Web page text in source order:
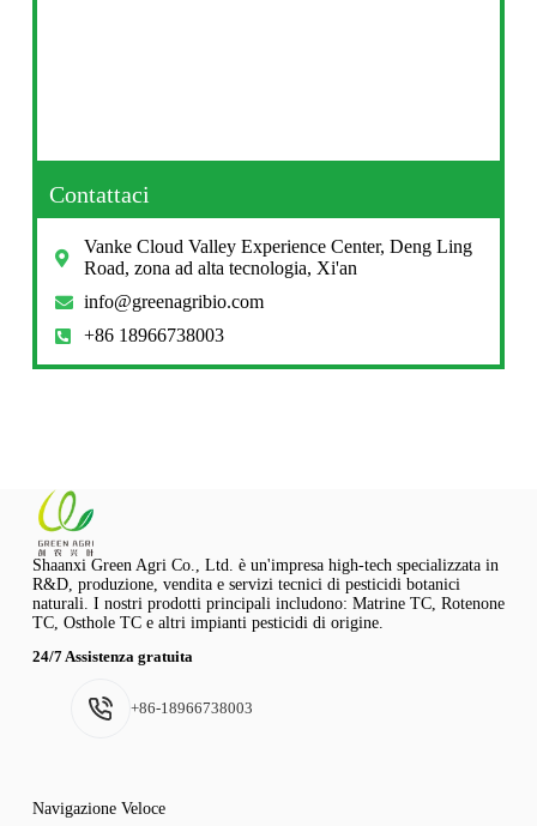
Contattaci
Vanke Cloud Valley Experience Center, Deng Ling
Road, zona ad alta tecnologia, Xi'an
info@greenagribio.com
+86 18966738003
Shaanxi Green Agri Co., Ltd. è un'impresa high-tech specializzata in
R&D, produzione, vendita e servizi tecnici di pesticidi botanici
naturali. I nostri prodotti principali includono: Matrine TC, Rotenone
TC, Osthole TC e altri impianti pesticidi di origine.
24/7 Assistenza gratuita
+86-18966738003
Navigazione Veloce